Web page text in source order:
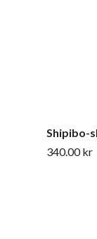
Shipibo-
340.00 kr